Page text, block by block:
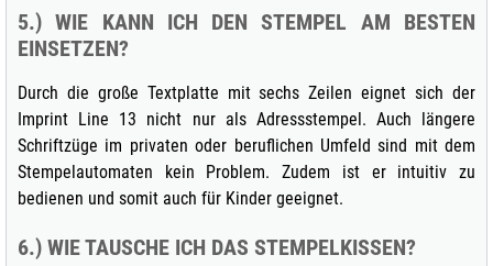
5.) WIE KANN ICH DEN STEMPEL AM BESTEN
EINSETZEN?
Durch die große Textplatte mit sechs Zeilen eignet sich der
Imprint Line 13 nicht nur als Adressstempel. Auch längere
Schriftzüge im privaten oder beruflichen Umfeld sind mit dem
Stempelautomaten kein Problem. Zudem ist er intuitiv zu
bedienen und somit auch für Kinder geeignet.
6.) WIE TAUSCHE ICH DAS STEMPELKISSEN?